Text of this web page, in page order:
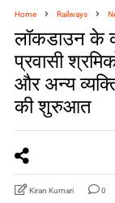
Home Railways
लॉकडाउन के
प्रवासी
और अन्य
की शुरुआत
Kiran Kumari 0